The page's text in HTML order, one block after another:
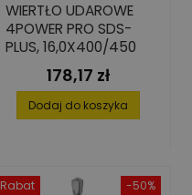
WIERTŁO UDAROWE
4POWER PRO SDS-
PLUS, 16,0X400/450
Cena
178,17 zł
Dodaj do koszyka
-50%
Rabat